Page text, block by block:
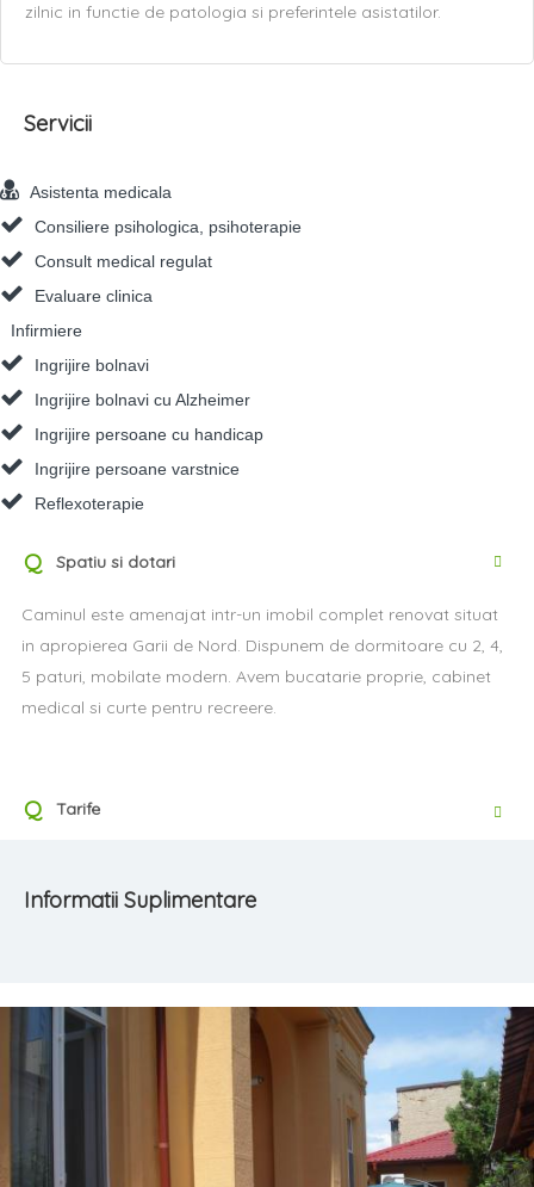
zilnic in functie de patologia si preferintele asistatilor.
Servicii
Asistenta medicala
Consiliere psihologica, psihoterapie
Consult medical regulat
Evaluare clinica
Infirmiere
Ingrijire bolnavi
Ingrijire bolnavi cu Alzheimer
Ingrijire persoane cu handicap
Ingrijire persoane varstnice
Reflexoterapie
Q Spatiu si dotari
Caminul este amenajat intr-un imobil complet renovat situat
in apropierea Garii de Nord. Dispunem de dormitoare cu 2, 4,
5 paturi, mobilate modern. Avem bucatarie proprie, cabinet
medical si curte pentru recreere.
Q Tarife
Informatii Suplimentare